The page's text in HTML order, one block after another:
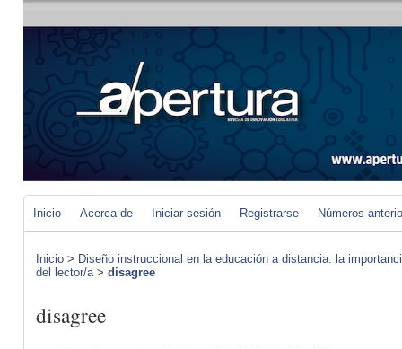
Inicio Acerca de Iniciar sesión Registrarse Números
Inicio > Diseño instruccional en la educación a distancia: la
del lector/a> disagree
disagree